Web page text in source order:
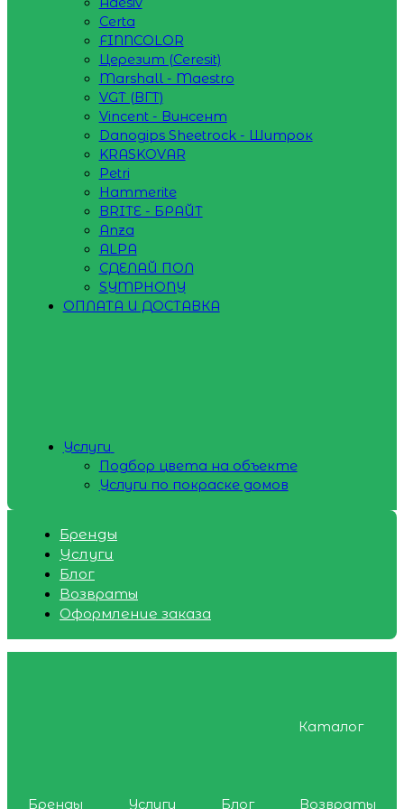
Certa
FINNCOLOR
Церезит (Ceresit)
Marshall - Maestro
VGT (ВГТ)
Vincent - Винсент
Danogips Sheetrock - Шитрок
KRASKOVAR
Petri
Hammerite
BRITE - БРАЙТ
Anza
ALPA
СДЕЛАЙ ПОЛ
SYMPHONY
ОПЛАТА И ДОСТАВКА
Услуги
Подбор цвета на объекте
Услуги по покраске домов
Бренды
Услуги
Блог
Возвраты
Оформление заказа
Каталог
Бренды Услуги Блог
Возвраты